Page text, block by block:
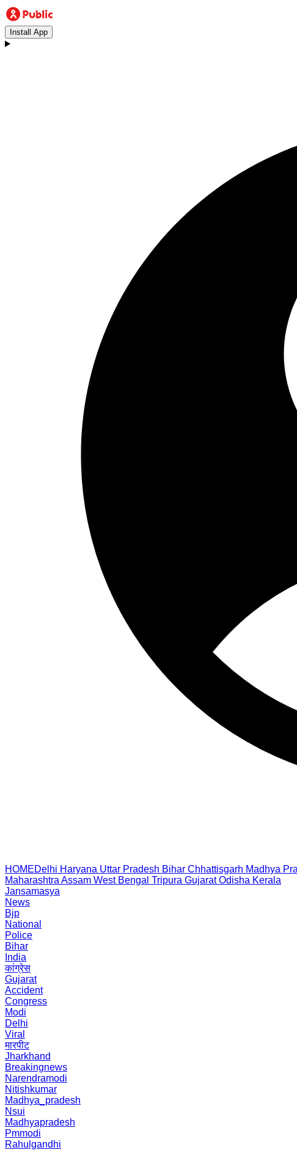
Install App
HOMEDelhi Haryana Uttar Pradesh Bihar Chhattisgarh Madhya
Maharashtra Assam West Bengal Tripura Gujarat Odisha Kerala
Jansamasya
News
Bjp
National
Police
Bihar
India
कांग्रेस
Gujarat
Accident
Congress
Modi
Delhi
Viral
मारपीट
Jharkhand
Breakingnews
Narendramodi
Nitishkumar
Madhya_pradesh
Nsui
Madhyapradesh
Pmmodi
Rahulgandhi